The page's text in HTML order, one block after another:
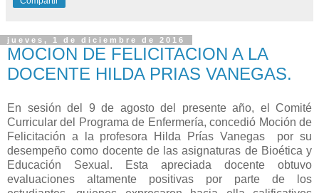
jueves, 1 de diciembre de 2016
MOCION DE FELICITACION A LA
DOCENTE HILDA PRIAS VANEGAS.
En sesión del 9 de agosto del presente año, el Comité
Curricular del Programa de Enfermería, concedió Moción de
Felicitación a la profesora Hilda Prías Vanegas por su
desempeño como docente de las asignaturas de Bioética y
Educación Sexual. Esta apreciada docente obtuvo
evaluaciones altamente positivas por parte de los